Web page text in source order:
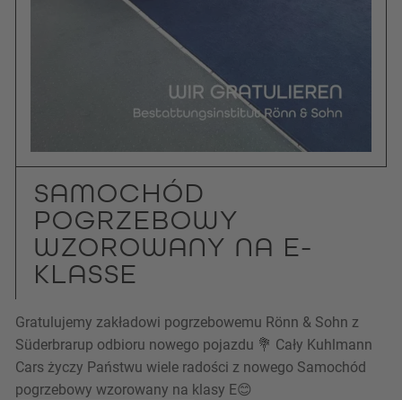
SAMOCHÓD
POGRZEBOWY
WZOROWANY NA E-
KLASSE
Gratulujemy zakładowi pogrzebowemu Rönn & Sohn z
Süderbrarup odbioru nowego pojazdu 💐 Cały Kuhlmann
Cars życzy Państwu wiele radości z nowego Samochód
pogrzebowy wzorowany na klasy E😊